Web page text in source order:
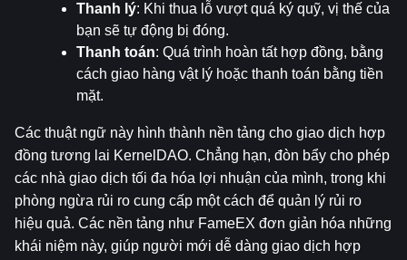
Thanh lý: Khi thua lỗ vượt quá ký quỹ, vị thế của
bạn sẽ tự động bị đóng.
Thanh toán: Quá trình hoàn tất hợp đồng, bằng
cách giao hàng vật lý hoặc thanh toán bằng tiền
mặt.
Các thuật ngữ này hình thành nền tảng cho giao dịch hợp
đồng tương lai KernelDAO. Chẳng hạn, đòn bẩy cho phép
các nhà giao dịch tối đa hóa lợi nhuận của mình, trong khi
phòng ngừa rủi ro cung cấp một cách để quản lý rủi ro
hiệu quả. Các nền tảng như FameEX đơn giản hóa những
khái niệm này, giúp người mới dễ dàng giao dịch hợp